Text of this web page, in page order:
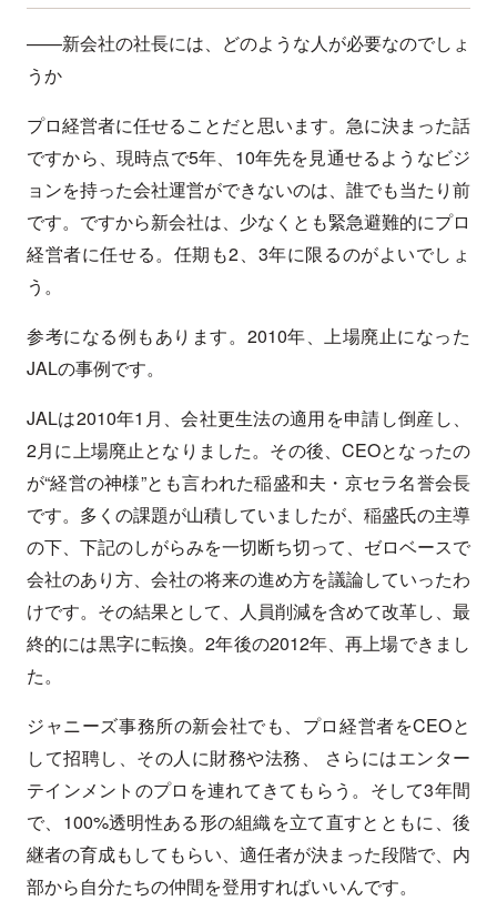
——新会社の社長には、どのような人が必要なのでしょ
うか
プロ経営者に任せることだと思います。急に決まった話
ですから、現時点で5年、10年先を見通せるようなビジ
ョンを持った会社運営ができないのは、誰でも当たり前
です。ですから新会社は、少なくとも緊急避難的にプロ
経営者に任せる。任期も2、3年に限るのがよいでしょ
う。
参考になる例もあります。2010年、上場廃止になった
JALの事例です。
JALは2010年1月、会社更生法の適用を申請し倒産し、
2月に上場廃止となりました。その後、CEOとなったの
が“経営の神様”とも言われた稲盛和夫・京セラ名誉会長
です。多くの課題が山積していましたが、稲盛氏の主導
の下、下記のしがらみを一切断ち切って、ゼロベースで
会社のあり方、会社の将来の進め方を議論していったわ
けです。その結果として、人員削減を含めて改革し、最
終的には黒字に転換。2年後の2012年、再上場できまし
た。
ジャニーズ事務所の新会社でも、プロ経営者をCEOと
して招聘し、その人に財務や法務、 さらにはエンター
テインメントのプロを連れてきてもらう。そして3年間
で、100%透明性ある形の組織を立て直すとともに、後
継者の育成もしてもらい、適任者が決まった段階で、内
部から自分たちの仲間を登用すればいいんです。